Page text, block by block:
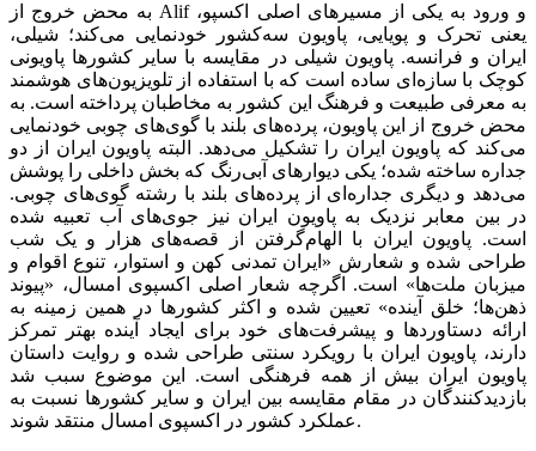
به محض خروج از Alif و ورود به یکی از مسیرهای اصلی اکسپو،
یعنی تحرک و پویایی، پاویون سه‌کشور خودنمایی می‌کند؛ شیلی،
ایران و فرانسه. پاویون شیلی در مقایسه با سایر کشورها پاویونی
کوچک با سازه‌ای ساده است که با استفاده از تلویزیون‌های هوشمند
به معرفی طبیعت و فرهنگ این کشور به مخاطبان پرداخته است. به
محض خروج از این پاویون، پرده‌‌‌های بلند با گوی‌‌‌های چوبی خودنمایی
می‌کند که پاویون ایران را تشکیل می‌دهد. البته پاویون ایران از دو
جداره ساخته شده؛ یکی دیوارهای آبی‌رنگ که بخش داخلی را پوشش
می‌دهد و دیگری جداره‌ای از پرده‌‌‌های بلند با رشته گوی‌‌‌های چوبی.
در بین معابر نزدیک به پاویون ایران نیز جوی‌‌‌های آب تعبیه شده
است. پاویون ایران با الهام‌گرفتن از قصه‌‌‌های ‌هزار و یک شب
طراحی شده و شعارش «ایران تمدنی کهن و استوار، تنوع اقوام و
میزبان ملت‌‌‌ها» است. اگرچه شعار اصلی اکسپوی امسال، «پیوند
ذهن‌ها؛ خلق آینده» تعیین شده و اکثر کشورها در همین زمینه به
ارائه دستاوردها و پیشرفت‌‌‌های خود برای ایجاد آینده بهتر تمرکز
دارند، پاویون ایران با رویکرد سنتی طراحی شده و روایت داستان
پاویون ایران بیش از همه فرهنگی است. این موضوع سبب شد
بازدیدکنندگان در مقام مقایسه بین ایران و سایر کشورها نسبت به
عملکرد کشور در اکسپوی امسال منتقد شوند.